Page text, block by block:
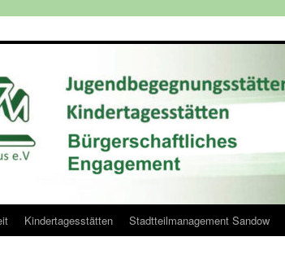
Kindertagesstätten Stadtteilmanagement Sandow